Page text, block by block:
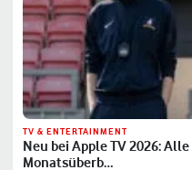
TV & ENTERTAINMENT
Neu bei Apple TV 2026:
Monatsüberb…